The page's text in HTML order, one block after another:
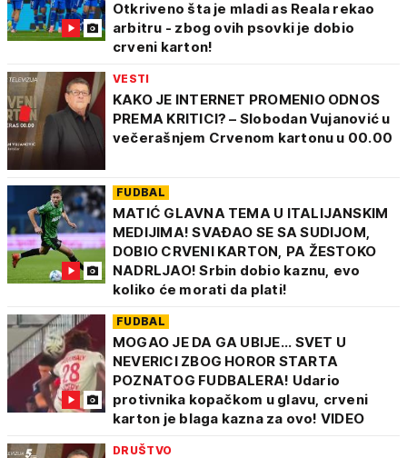
Otkriveno šta je mladi as Reala rekao
arbitru - zbog ovih psovki je dobio
crveni karton!
VESTI
KAKO JE INTERNET PROMENIO ODNOS
PREMA KRITICI? – Slobodan Vujanović u
večerašnjem Crvenom kartonu u 00.00
FUDBAL
MATIĆ GLAVNA TEMA U ITALIJANSKIM
MEDIJIMA! SVAĐAO SE SA SUDIJOM,
DOBIO CRVENI KARTON, PA ŽESTOKO
NADRLJAO! Srbin dobio kaznu, evo
koliko će morati da plati!
FUDBAL
MOGAO JE DA GA UBIJE... SVET U
NEVERICI ZBOG HOROR STARTA
POZNATOG FUDBALERA! Udario
protivnika kopačkom u glavu, crveni
karton je blaga kazna za ovo! VIDEO
DRUŠTVO